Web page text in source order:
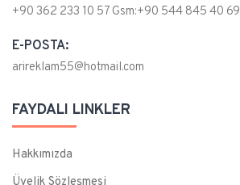
+90 362 233 10 57 Gsm:+90 544 845 40 69
E-POSTA:
arireklam55@hotmail.com
FAYDALI LINKLER
Hakkımızda